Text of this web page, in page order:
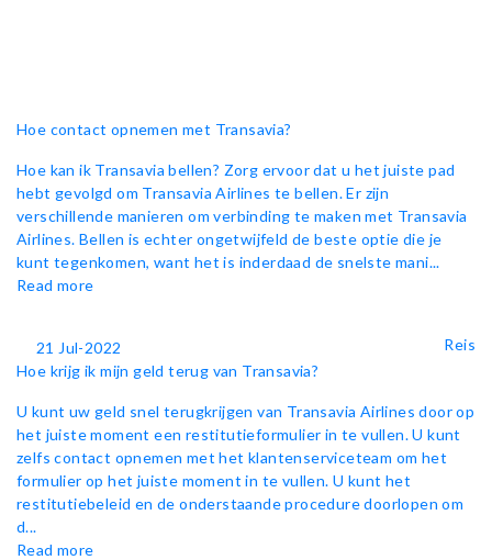
Hoe contact opnemen met Transavia?
Hoe kan ik Transavia bellen? Zorg ervoor dat u het juiste pad
hebt gevolgd om Transavia Airlines te bellen. Er zijn
verschillende manieren om verbinding te maken met Transavia
Airlines. Bellen is echter ongetwijfeld de beste optie die je
kunt tegenkomen, want het is inderdaad de snelste mani...
Read more
21 Jul-2022
Reis
Hoe krijg ik mijn geld terug van Transavia?
U kunt uw geld snel terugkrijgen van Transavia Airlines door op
het juiste moment een restitutieformulier in te vullen. U kunt
zelfs contact opnemen met het klantenserviceteam om het
formulier op het juiste moment in te vullen. U kunt het
restitutiebeleid en de onderstaande procedure doorlopen om
d...
Read more